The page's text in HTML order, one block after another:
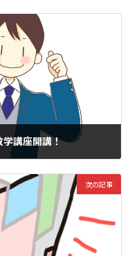
講座開講！
次の記事